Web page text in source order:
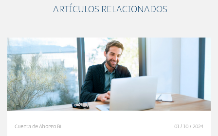
ARTÍCULOS RELACIONADOS
Cuenta de Ahorro Bi 01 / 10 / 2024